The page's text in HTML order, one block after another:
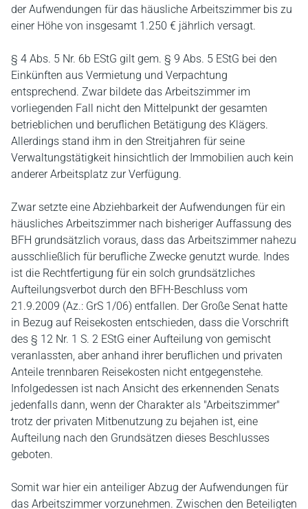
der Aufwendungen für das häusliche Arbeitszimmer bis zu
einer Höhe von insgesamt 1.250 € jährlich versagt.
§ 4 Abs. 5 Nr. 6b EStG gilt gem. § 9 Abs. 5 EStG bei den
Einkünften aus Vermietung und Verpachtung
entsprechend. Zwar bildete das Arbeitszimmer im
vorliegenden Fall nicht den Mittelpunkt der gesamten
betrieblichen und beruflichen Betätigung des Klägers.
Allerdings stand ihm in den Streitjahren für seine
Verwaltungstätigkeit hinsichtlich der Immobilien auch kein
anderer Arbeitsplatz zur Verfügung.
Zwar setzte eine Abziehbarkeit der Aufwendungen für ein
häusliches Arbeitszimmer nach bisheriger Auffassung des
BFH grundsätzlich voraus, dass das Arbeitszimmer nahezu
ausschließlich für berufliche Zwecke genutzt wurde. Indes
ist die Rechtfertigung für ein solch grundsätzliches
Aufteilungsverbot durch den BFH-Beschluss vom
21.9.2009 (Az.: GrS 1/06) entfallen. Der Große Senat hatte
in Bezug auf Reisekosten entschieden, dass die Vorschrift
des § 12 Nr. 1 S. 2 EStG einer Aufteilung von gemischt
veranlassten, aber anhand ihrer beruflichen und privaten
Anteile trennbaren Reisekosten nicht entgegenstehe.
Infolgedessen ist nach Ansicht des erkennenden Senats
jedenfalls dann, wenn der Charakter als "Arbeitszimmer"
trotz der privaten Mitbenutzung zu bejahen ist, eine
Aufteilung nach den Grundsätzen dieses Beschlusses
geboten.
Somit war hier ein anteiliger Abzug der Aufwendungen für
das Arbeitszimmer vorzunehmen. Zwischen den Beteiligten